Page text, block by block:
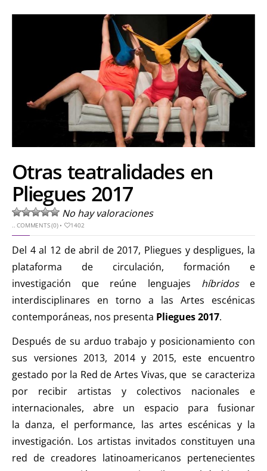
Otras teatralidades en
Pliegues 2017
No hay valoraciones
..COMMENTS (0)• 1402
Del 4 al 12 de abril de 2017, Pliegues y despligues, la
plataforma de circulación, formación e
investigación que reúne lenguajes híbridose
interdisciplinares en torno a las Artes escénicas
contemporáneas, nos presenta Pliegues 2017.
Después de su arduo trabajo y posicionamiento con
sus versiones 2013, 2014 y 2015, este encuentro
gestado por la Red de Artes Vivas, que se caracteriza
por recibir artistas y colectivos nacionales e
internacionales, abre un espacio para fusionar
la danza, el performance, las artes escénicas y la
investigación. Los artistas invitados constituyen una
red de creadores latinoamericanos pertenecientes